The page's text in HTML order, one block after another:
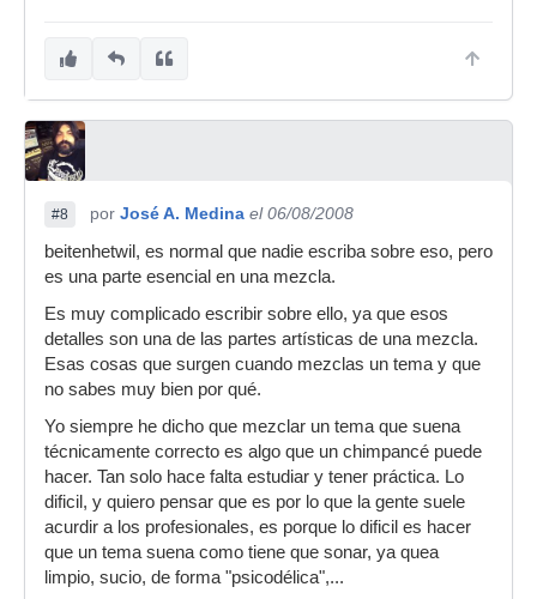
#8 por José A. Medina el 06/08/2008
beitenhetwil, es normal que nadie escriba sobre eso, pero
es una parte esencial en una mezcla.
Es muy complicado escribir sobre ello, ya que esos
detalles son una de las partes artísticas de una mezcla.
Esas cosas que surgen cuando mezclas un tema y que
no sabes muy bien por qué.
Yo siempre he dicho que mezclar un tema que suena
técnicamente correcto es algo que un chimpancé puede
hacer. Tan solo hace falta estudiar y tener práctica. Lo
dificil, y quiero pensar que es por lo que la gente suele
acurdir a los profesionales, es porque lo dificil es hacer
que un tema suena como tiene que sonar, ya quea
limpio, sucio, de forma "psicodélica",...